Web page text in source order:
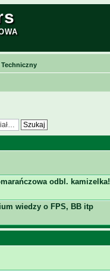
Techniczny
odbl. kamizelka!
wiedzy o FPS, BB itp